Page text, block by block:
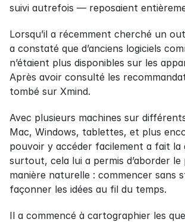
suivi autrefois — reposaient
Lorsqu’il a récemment cherché un
a constaté que d’anciens logiciels
n’étaient plus disponibles sur les
Après avoir consulté les
tombé sur Xmind.
Avec plusieurs machines sur
Mac, Windows, tablettes, et plus
pouvoir y accéder facilement a fait la
surtout, cela lui a permis d’aborder le
manière naturelle : commencer sans
façonner les idées au fil du temps.
Il a commencé à cartographier les